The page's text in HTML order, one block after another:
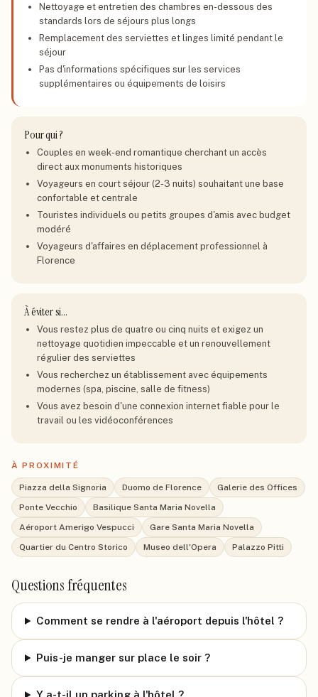
Nettoyage et entretien des chambres en-dessous des
standards lors de séjours plus longs
Remplacement des serviettes et linges limité pendant le
séjour
Pas d'informations spécifiques sur les services
supplémentaires ou équipements de loisirs
Pour qui ?
Couples en week-end romantique cherchant un accès
direct aux monuments historiques
Voyageurs en court séjour (2-3 nuits) souhaitant une base
confortable et centrale
Touristes individuels ou petits groupes d'amis avec budget
modéré
Voyageurs d'affaires en déplacement professionnel à
Florence
À éviter si…
Vous restez plus de quatre ou cinq nuits et exigez un
nettoyage quotidien impeccable et un renouvellement
régulier des serviettes
Vous recherchez un établissement avec équipements
modernes (spa, piscine, salle de fitness)
Vous avez besoin d'une connexion internet fiable pour le
travail ou les vidéoconférences
À PROXIMITÉ
Piazza della Signoria Duomo de Florence
Galerie des Offices
Ponte Vecchio
Basilique Santa Maria Novella
Aéroport Amerigo Vespucci
Gare Santa Maria Novella
Quartier du Centro Storico
Museo dell'Opera Palazzo Pitti
Questions fréquentes
Comment se rendre à l'aéroport depuis l'hôtel ?
Puis-je manger sur place le soir ?
Y a-t-il un parking à l'hôtel ?